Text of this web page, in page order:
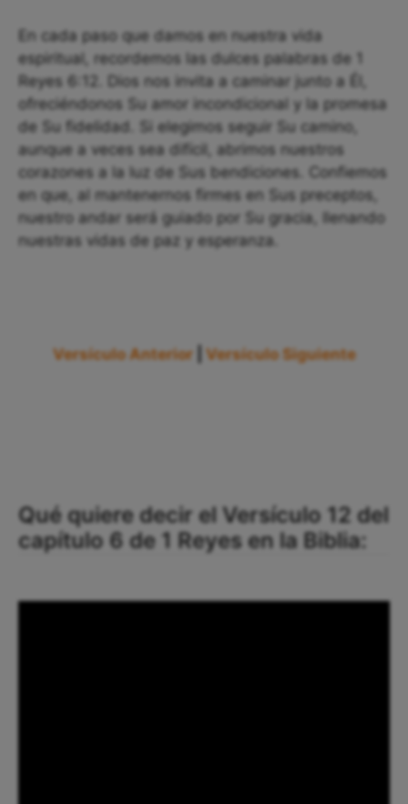
En cada paso que damos en nuestra vida
espiritual, recordemos las dulces palabras de 1
Reyes 6:12. Dios nos invita a caminar junto a Él,
ofreciéndonos Su amor incondicional y la promesa
de Su fidelidad. Si elegimos seguir Su camino,
aunque a veces sea difícil, abrimos nuestros
corazones a la luz de Sus bendiciones. Confiemos
en que, al mantenernos firmes en Sus preceptos,
nuestro andar será guiado por Su gracia, llenando
nuestras vidas de paz y esperanza.
Versículo Anterior Versículo Siguiente
Qué quiere decir el Versículo 12 del
capítulo 6 de 1 Reyes en la Biblia: